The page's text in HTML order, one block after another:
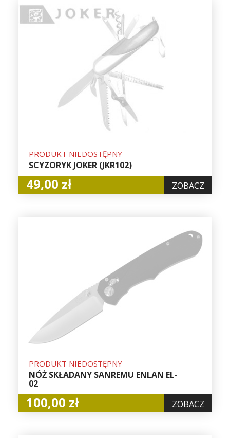
PRODUKT NIEDOSTĘPNY
SCYZORYK JOKER (JKR102)
49,00 zł ZOBACZ
PRODUKT NIEDOSTĘPNY
NÓŻ SKŁADANY SANREMU ENLAN EL-
02
100,00 zł ZOBACZ